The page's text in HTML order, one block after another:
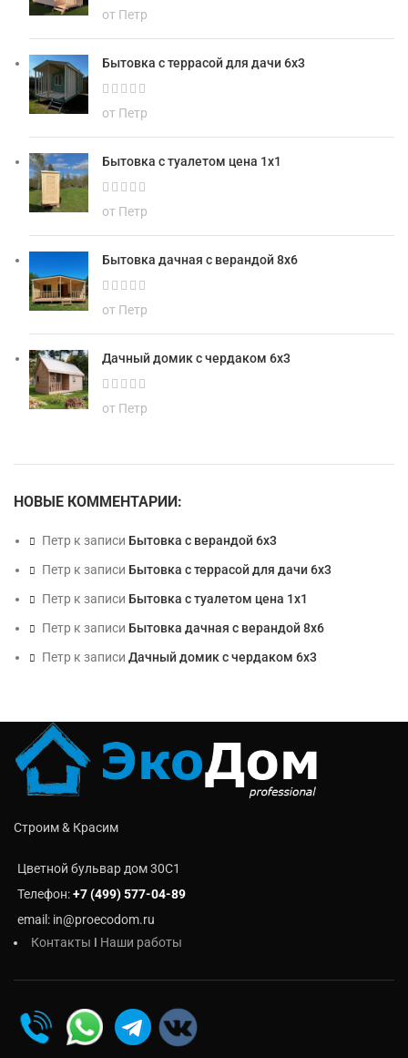
от Петр
Бытовка с террасой для дачи 6х3
от Петр
Бытовка с туалетом цена 1х1
от Петр
Бытовка дачная с верандой 8х6
от Петр
Дачный домик с чердаком 6х3
от Петр
НОВЫЕ КОММЕНТАРИИ:
Петр к записи Бытовка с верандой 6х3
Петр к записи Бытовка с террасой для дачи 6х3
Петр к записи Бытовка с туалетом цена 1х1
Петр к записи Бытовка дачная с верандой 8х6
Петр к записи Дачный домик с чердаком 6х3
Строим & Красим
Цветной бульвар дом 30C1
Телефон:+7 (499) 577-04-89
email: in@proecodom.ru
Контакты I Наши работы